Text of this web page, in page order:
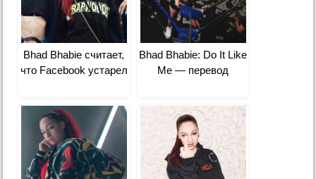
Bhad Bhabie считает,
что Facebook устарел
Bhad Bhabie: Do It Like
Me — перевод